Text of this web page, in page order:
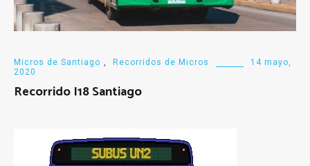
Micros de Santiago , Recorridos de Micros
14 mayo,
2020
Recorrido I18 Santiago